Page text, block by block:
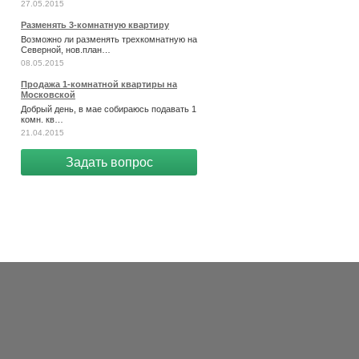
27.05.2015
Разменять 3-комнатную квартиру
Возможно ли разменять трехкомнатную на
Северной, нов.план…
08.05.2015
Продажа 1-комнатной квартиры на
Московской
Добрый день, в мае собираюсь подавать 1
комн. кв…
21.04.2015
Задать вопрос